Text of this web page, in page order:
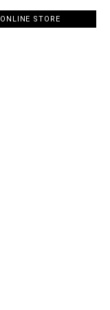
ONLINE STORE